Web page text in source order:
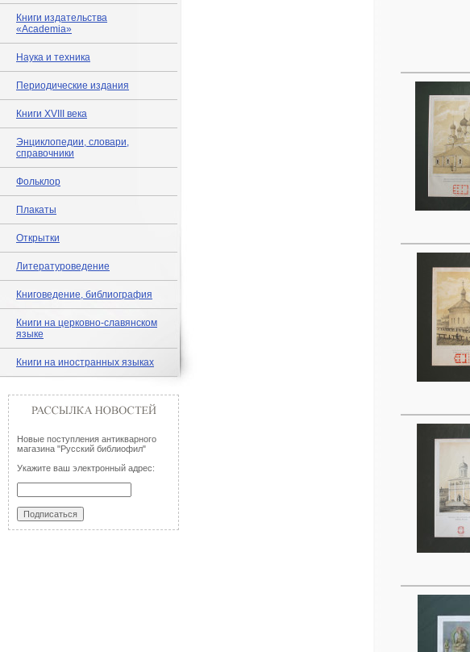
Книги издательства
«Academia»
Наука и техника
Периодические издания
Книги XVIII века
Энциклопедии, словари,
справочники
Фольклор
Плакаты
Открытки
Литературоведение
Книговедение, библиография
Книги на церковно-славянском
языке
Книги на иностранных языках
Новые поступления антикварного
магазина "Русский библиофил"
Укажите ваш электронный адрес: